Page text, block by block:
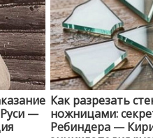
Руси —
Как разрезать
ножницами:
Ребиндера —